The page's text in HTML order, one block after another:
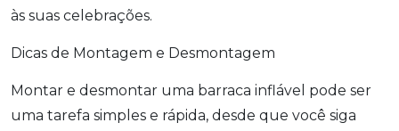
às suas celebrações.
Dicas de Montagem e Desmontagem
Montar e desmontar uma barraca inflável pode ser
uma tarefa simples e rápida, desde que você siga